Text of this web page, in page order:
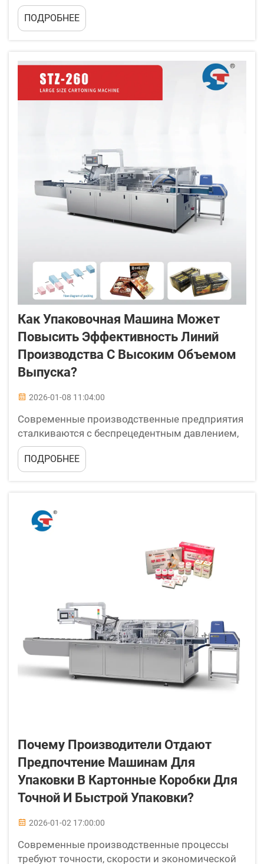
связанное с необходимостью оптимизации
упаковочных операций при одновременном
соблюдении стандартов качества и снижении
автоматизированных решений для упаковки
стало необходимым...
ПОДРОБНЕЕ
Как Упаковочная Машина Может
Повысить Эффективность Линий
Производства С Высоким Объемом
Выпуска?
2026-01-08 11:04:00
Современные производственные предприятия
сталкиваются с беспрецедентным давлением,
направленным на максимизацию
производительности при одновременном
сохранении качества продукции и
решение в области автоматизации, которое
преобразует процессы фасовки из лаб...
ПОДРОБНЕЕ
Почему Производители Отдают
Предпочтение Машинам Для
Упаковки В Картонные Коробки Для
Точной И Быстрой Упаковки?
2026-01-02 17:00:00
Современные производственные процессы
требуют точности, скорости и экономической